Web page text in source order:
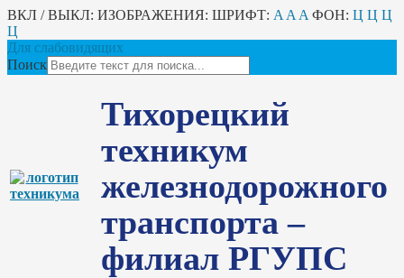
ВКЛ / ВЫКЛ: ИЗОБРАЖЕНИЯ: ШРИФТ: A A A ФОН: Ц Ц Ц
Ц
Для слабовидящих
Поиск
Тихорецкий
техникум
железнодорожного
транспорта –
филиал РГУПС